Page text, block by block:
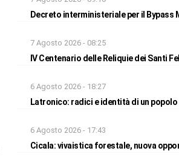
Decreto interministeriale per il Bypass
7 Agosto 2026 - 08:25
IV Centenario delle Reliquie dei Santi
6 Agosto 2026 - 18:27
Latronico: radici e identità di un popolo
6 Agosto 2026 - 17:43
Cicala: vivaistica forestale, nuova